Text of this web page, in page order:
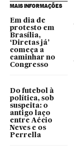
MAIS INFORMAÇÕES
Em dia de
protesto em
Brasília,
‘Diretas já’
começa a
caminhar no
Congresso
Do futebol à
política, sob
suspeita: o
antigo laço
entre Aécio
Neves e os
Perrella